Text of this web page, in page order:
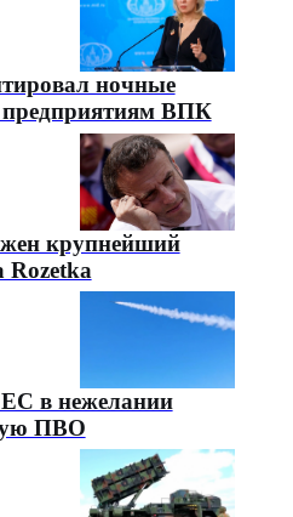
ночные
ВПК
крупнейший
Rozetka
ЕС в нежелании
ПВО